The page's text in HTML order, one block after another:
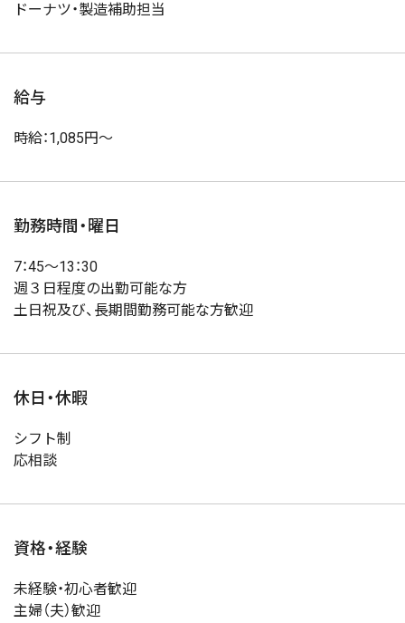
ドーナツ・製造補助担当
給与
時給：1,085円～
勤務時間・曜日
7：45～13：30
週３日程度の出勤可能な方
土日祝及び、長期間勤務可能な方歓迎
休日・休暇
シフト制
応相談
資格・経験
未経験・初心者歓迎
主婦（夫）歓迎